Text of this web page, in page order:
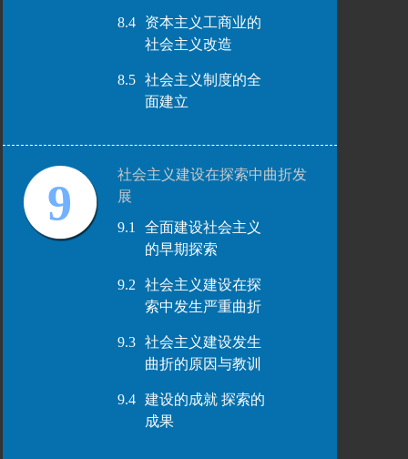
8.4
资本主义工商业的
社会主义改造
8.5
社会主义制度的全
面建立
9
社会主义建设在探索中曲折发
展
9.1
全面建设社会主义
的早期探索
9.2
社会主义建设在探
索中发生严重曲折
9.3
社会主义建设发生
曲折的原因与教训
9.4
建设的成就 探索的
成果